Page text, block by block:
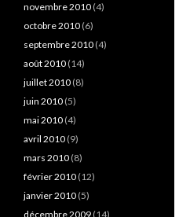
novembre 2010 (4)
octobre 2010 (6)
septembre 2010 (4)
août 2010 (14)
juillet 2010 (8)
juin 2010 (5)
mai 2010 (4)
avril 2010 (9)
mars 2010 (8)
février 2010 (12)
janvier 2010 (5)
décembre 2009 (14)